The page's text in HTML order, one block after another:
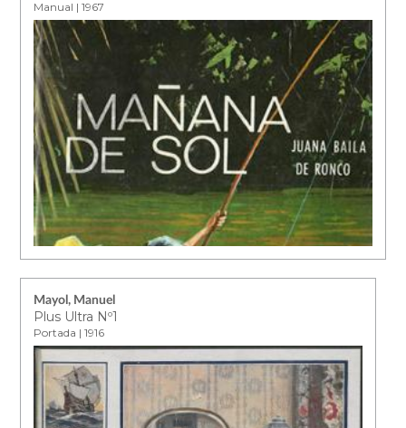
Manual | 1967
Mayol, Manuel
Plus Ultra Nº1
Portada | 1916